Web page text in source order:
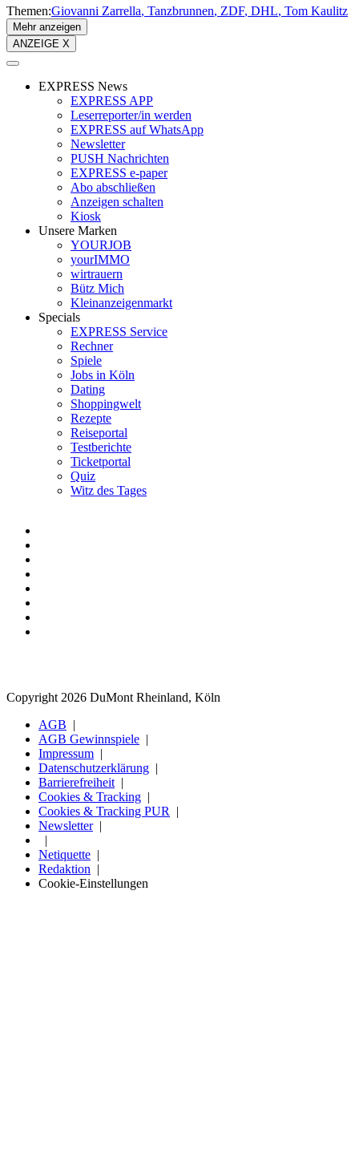
Themen:Giovanni Zarrella Tanzbrunnen ZDF DHL Tom Kaulitz
Mehr anzeigen
ANZEIGE X
EXPRESS News
EXPRESS APP
Leserreporter/in werden
EXPRESS auf WhatsApp
Newsletter
PUSH Nachrichten
EXPRESS e-paper
Abo abschließen
Anzeigen schalten
Kiosk
Unsere Marken
YOURJOB
yourIMMO
wirtrauern
Bütz Mich
Kleinanzeigenmarkt
Specials
EXPRESS Service
Rechner
Spiele
Jobs in Köln
Dating
Shoppingwelt
Rezepte
Reiseportal
Testberichte
Ticketportal
Quiz
Witz des Tages
Copyright 2026 DuMont Rheinland, Köln
AGB
AGB Gewinnspiele
Impressum
Datenschutzerklärung
Barrierefreiheit
Cookies & Tracking
Cookies & Tracking PUR
Newsletter
Netiquette
Redaktion
Cookie-Einstellungen